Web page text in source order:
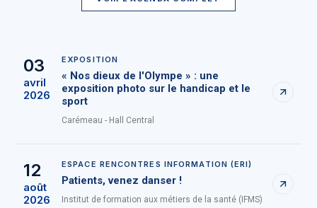
03
avril
2026
EXPOSITION
« Nos dieux de l'Olympe » : une
exposition photo sur le handicap et le
sport
Carémeau - Hall Central
12
août
2026
ESPACE RENCONTRES INFORMATION (ERI)
Patients, venez danser !
Institut de formation aux métiers de la santé (IFMS)